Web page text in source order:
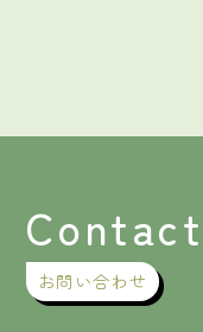
Contact
お問い合わせ